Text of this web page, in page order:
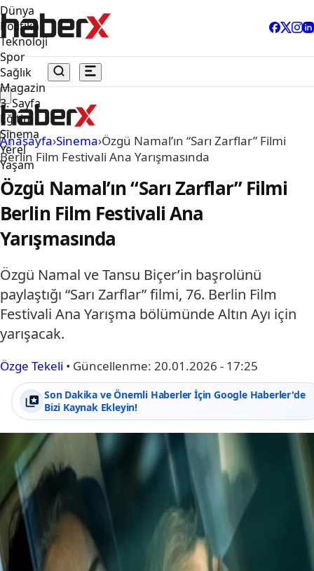
Dünya
Politika
Teknoloji
Spor
Sağlık
Magazin
3. Sayfa
Eğitim
Sinema
Yerel
Yaşam
Anasayfa›Sinema›Özgü Namal’ın “Sarı Zarflar” Filmi
Berlin Film Festivali Ana Yarışmasında
Özgü Namal’ın “Sarı Zarflar” Filmi
Berlin Film Festivali Ana
Yarışmasında
Özgü Namal ve Tansu Biçer’in başrolünü
paylaştığı “Sarı Zarflar” filmi, 76. Berlin Film
Festivali Ana Yarışma bölümünde Altın Ayı için
yarışacak.
Özge Tekeli • Güncellenme: 20.01.2026 - 17:25
Son Dakika ve Önemli Haberler İçin Google Haberler'de
Bizi Kaynak Ekleyin!